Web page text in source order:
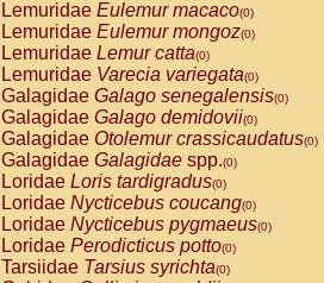
Lemuridae Eulemur macaco(0)
Lemuridae Eulemur mongoz(0)
Lemuridae Lemur catta(0)
Lemuridae Varecia variegata(0)
Galagidae Galago senegalensis(0)
Galagidae Galago demidovii(0)
Galagidae Otolemur crassicaudatus(0)
Galagidae Galagidae spp.(0)
Loridae Loris tardigradus(0)
Loridae Nycticebus coucang(0)
Loridae Nycticebus pygmaeus(0)
Loridae Perodicticus potto(0)
Tarsiidae Tarsius syrichta(0)